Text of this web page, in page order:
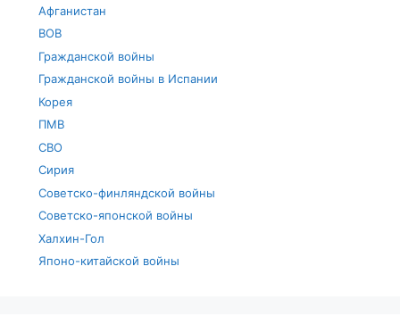
Афганистан
ВОВ
Гражданской войны
Гражданской войны в Испании
Корея
ПМВ
СВО
Сирия
Советско-финляндской войны
Советско-японской войны
Халхин-Гол
Японо-китайской войны